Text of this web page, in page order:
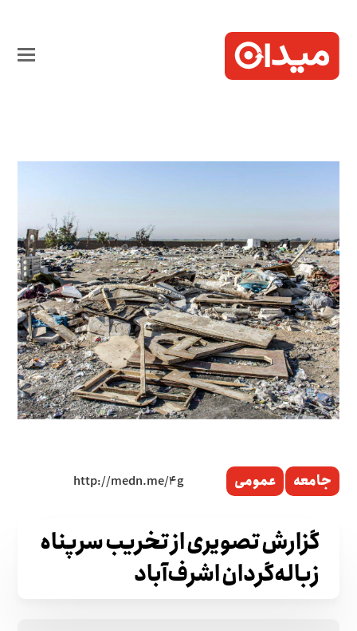
جامعه عمومی
گزارش تصویری از تخریب سرپناه
زباله‌گردان اشرف‌آباد